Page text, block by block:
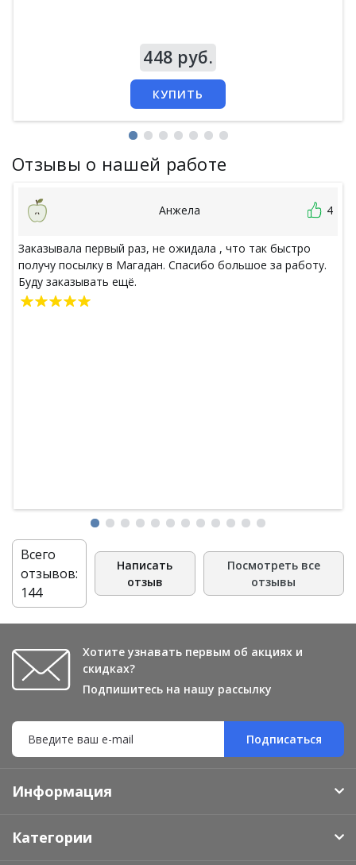
448 руб.
КУПИТЬ
Отзывы о нашей работе
Анжела 4
Заказывала первый раз, не ожидала , что так быстро
получу посылку в Магадан. Спасибо большое за работу.
Буду заказывать ещё.
Всего
отзывов:
144
Написать
отзыв
Посмотреть все
отзывы
Хотите узнавать первым об акциях и
скидках?
Подпишитесь на нашу рассылку
Подписаться
Информация
Категории